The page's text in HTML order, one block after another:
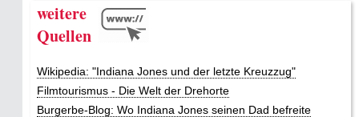
weitere
Quellen
Wikipedia: "Indiana Jones und der letzte Kreuzzug"
Filmtourismus - Die Welt der Drehorte
Burgerbe-Blog: Wo Indiana Jones seinen Dad befreite